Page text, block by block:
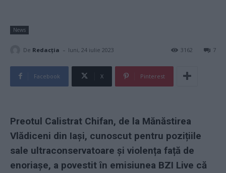
News
De Redacţia - luni, 24 iulie 2023 7
3162
Facebook X Pinterest
Preotul Calistrat Chifan, de la Mănăstirea
Vlădiceni din Iași, cunoscut pentru pozițiile
sale ultraconservatoare și violența față de
enoriașe, a povestit în emisiunea BZI Live că